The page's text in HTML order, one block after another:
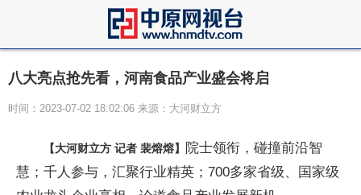
八大亮点抢先看，河南食品产业盛会将启
时间：2023-07-02 18:02:06 来源：大河财立方
【大河财立方 记者 裴熔熔】
院士领衔，碰撞前沿智
慧；千人参与，汇聚行业精英；700多家省级、国家级